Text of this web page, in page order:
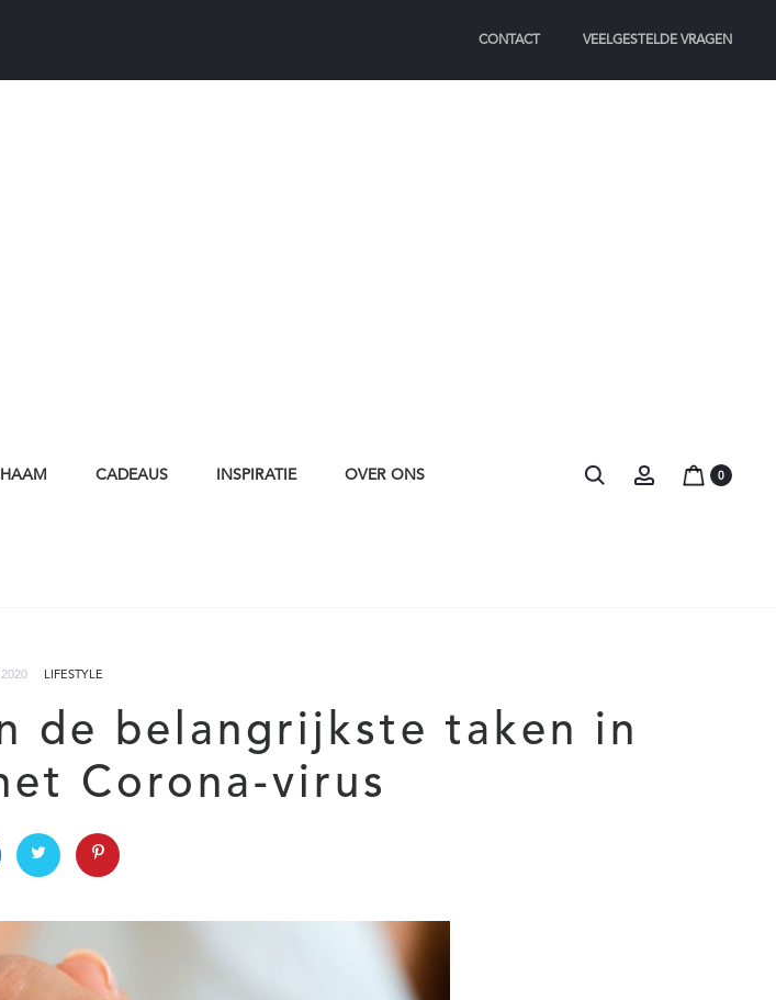
CONTACT VEELGESTELDE VRAGEN
CADEAUS INSPIRATIE OVER ONS Search Account 0
LIFESTYLE
de belangrijkste taken in
Corona-virus